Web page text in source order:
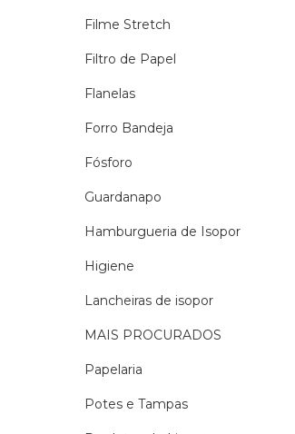
Filme Stretch
Filtro de Papel
Flanelas
Forro Bandeja
Fósforo
Guardanapo
Hamburgueria de Isopor
Higiene
Lancheiras de isopor
MAIS PROCURADOS
Papelaria
Potes e Tampas